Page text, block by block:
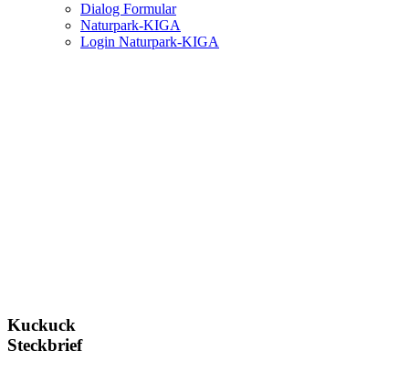
Dialog Formular
Naturpark-KIGA
Login Naturpark-KIGA
Kuckuck
Steckbrief